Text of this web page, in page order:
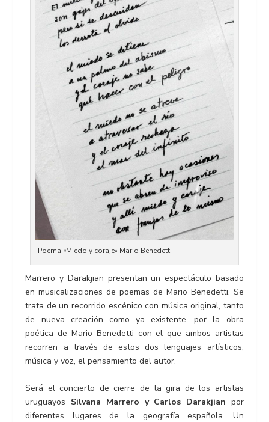
Poema «Miedo y coraje» Mario Benedetti
Marrero y Darakjian presentan un espectáculo basado
en musicalizaciones de poemas de Mario Benedetti. Se
trata de un recorrido escénico con música original, tanto
de nueva creación como ya existente, por la obra
poética de Mario Benedetti con el que ambos artistas
recorren a través de estos dos lenguajes artísticos,
música y voz, el pensamiento del autor.
Será el concierto de cierre de la gira de los artistas
uruguayos Silvana Marrero y Carlos Darakjian por
diferentes lugares de la geografía española. Un